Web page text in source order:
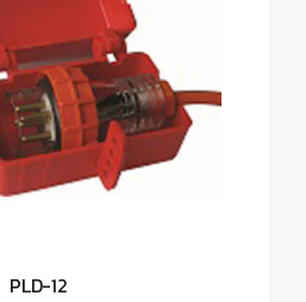
PLD-12